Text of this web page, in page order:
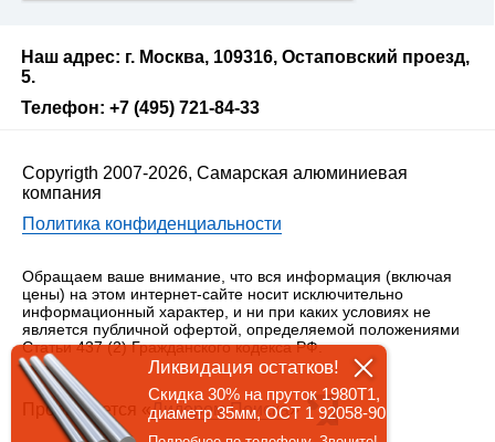
Наш адрес: г. Москва, 109316, Остаповский проезд,
5.
Телефон: +7 (495) 721-84-33
Copyrigth 2007-2026, Самарская алюминиевая
компания
Политика конфиденциальности
Обращаем ваше внимание, что вся информация (включая
цены) на этом интернет-сайте носит исключительно
информационный характер, и ни при каких условиях не
является публичной офертой, определяемой положениями
Статьи 437 (2) Гражданского кодекса РФ.
Продвигается «Лидером Поиска»
Ликвидация остатков!
Скидка 30% на пруток 1980Т1,
диаметр 35мм, ОСТ 1 92058-90